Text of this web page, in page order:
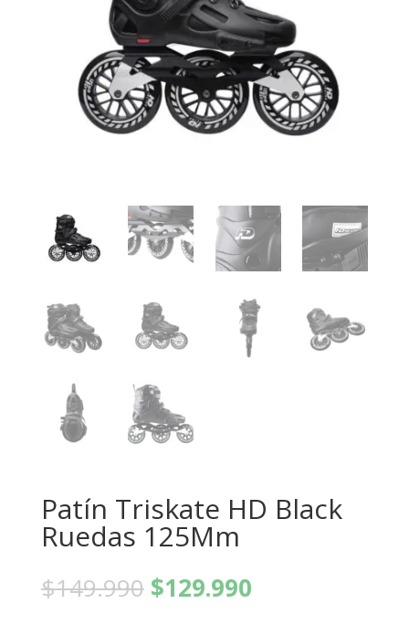
Patín Triskate HD Black
Ruedas 125Mm
$149.990 El
precio
$129.990El